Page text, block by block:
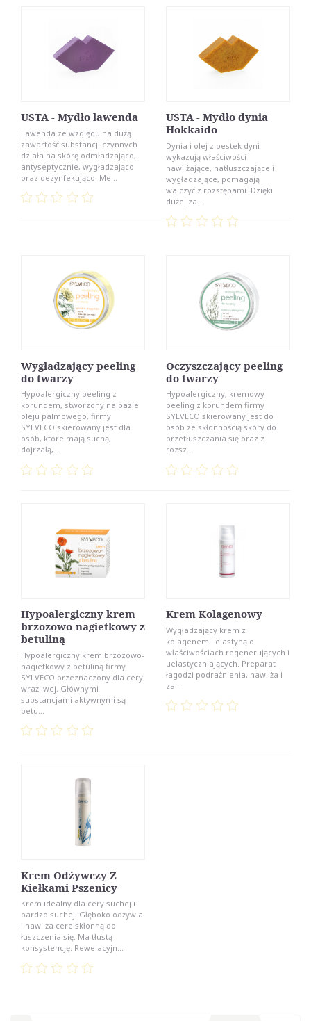
USTA - Mydło lawenda
Lawenda ze względu na dużą
zawartość substancji czynnych
działa na skórę odmładzająco,
antyseptycznie, wygładzająco
oraz dezynfekująco. Me...
USTA - Mydło dynia
Hokkaido
Dynia i olej z pestek dyni
wykazują właściwości
nawilżające, natłuszczające i
wygładzające, pomagają
walczyć z rozstępami. Dzięki
dużej za...
Wygładzający peeling
do twarzy
Hypoalergiczny peeling z
korundem, stworzony na bazie
oleju palmowego, firmy
SYLVECO skierowany jest dla
osób, które mają suchą,
dojrzałą,...
Oczyszczający peeling
do twarzy
Hypoalergiczny, kremowy
peeling z korundem firmy
SYLVECO skierowany jest do
osób ze skłonnością skóry do
przetłuszczania się oraz z
rozsz...
Hypoalergiczny krem
brzozowo-nagietkowy z
betuliną
Hypoalergiczny krem brzozowo-
nagietkowy z betuliną firmy
SYLVECO przeznaczony dla cery
wrażliwej. Głównymi
substancjami aktywnymi są
betu...
Krem Kolagenowy
Wygładzający krem z
kolagenem i elastyną o
właściwościach regenerujących i
uelastyczniających. Preparat
łagodzi podrażnienia, nawilża i
za...
Krem Odżywczy Z
Kiełkami Pszenicy
Krem idealny dla cery suchej i
bardzo suchej. Głęboko odżywia
i nawilża cere skłonną do
łuszczenia się. Ma tłustą
konsystencję. Rewelacyjn...